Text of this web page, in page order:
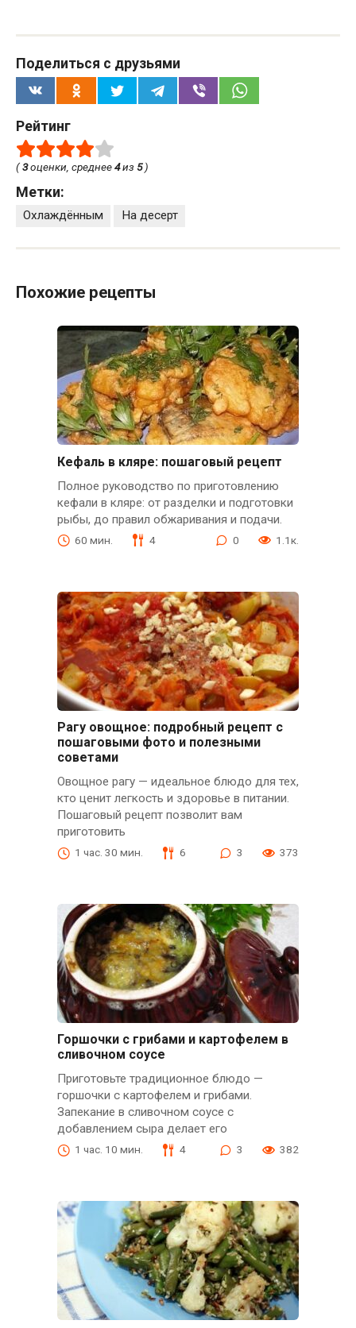
Поделиться с друзьями
Рейтинг
(3оценки, среднее4из 5)
Метки:
Охлаждённым На десерт
Похожие рецепты
Кефаль в кляре: пошаговый рецепт
Полное руководство по приготовлению
кефали в кляре: от разделки и подготовки
рыбы, до правил обжаривания и подачи.
60 мин. 4 0 1.1к.
Рагу овощное: подробный рецепт с
пошаговыми фото и полезными
советами
Овощное рагу — идеальное блюдо для тех,
кто ценит легкость и здоровье в питании.
Пошаговый рецепт позволит вам
приготовить
1 час. 30 мин. 6 3 373
Горшочки с грибами и картофелем в
сливочном соусе
Приготовьте традиционное блюдо —
горшочки с картофелем и грибами.
Запекание в сливочном соусе с
добавлением сыра делает его
1 час. 10 мин. 4 3 382